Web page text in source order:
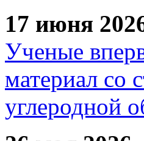
17 июня
Ученые
материал со
углеродной